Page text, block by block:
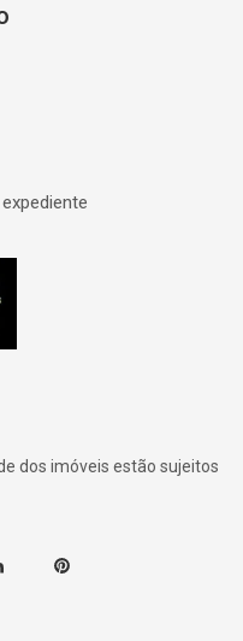
dos imóveis estão sujeitos
Pinterest